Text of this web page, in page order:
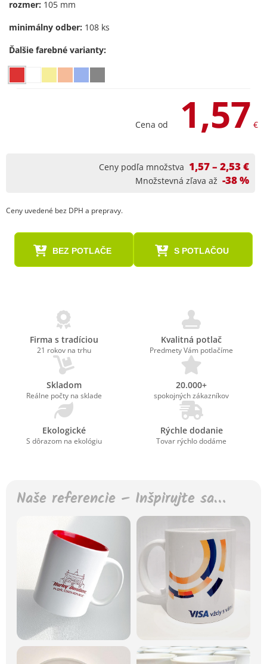
rozmer: 105 mm
minimálny odber: 108 ks
Ďalšie farebné varianty:
Cena od 1,57 €
Ceny podľa množstva 1,57 – 2,53 €
Množstevná zľava až -38 %
Ceny uvedené bez DPH a prepravy.
BEZ POTLAČE S POTLAČOU
Firma s tradíciou
21 rokov na trhu
Kvalitná potlač
Predmety Vám potlačíme
Skladom
Reálne počty na sklade
20.000+
spokojných zákazníkov
Ekologické
S dôrazom na ekológiu
Rýchle dodanie
Tovar rýchlo dodáme
Naše referencie – Inšpirujte sa…